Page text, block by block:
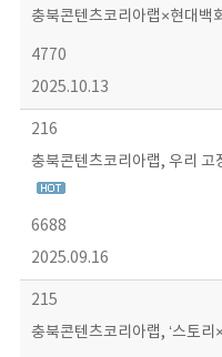
충북콘텐츠코리아랩×현대백
4770
2025.10.13
216
충북콘텐츠코리아랩, 우리 고
6688
2025.09.16
215
충북콘텐츠코리아랩, ‘스토리